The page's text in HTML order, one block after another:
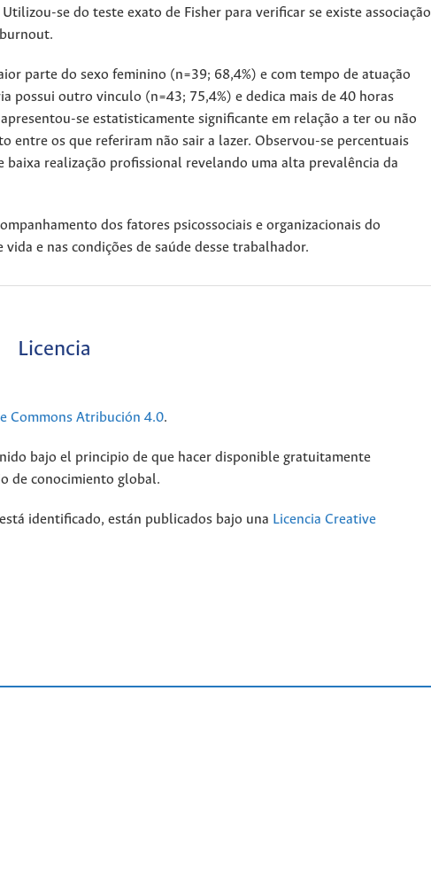
se do teste exato de Fisher para verificar se existe associação
parte do sexo feminino (n=39; 68,4%) e com tempo de atuação
possui outro vinculo (n=43; 75,4%) e dedica mais de 40 horas
se estatisticamente significante em relação a ter ou não
entre os que referiram não sair a lazer. Observou-se percentuais
baixa realização profissional revelando uma alta prevalência da
dos fatores psicossociais e organizacionais do
e nas condições de saúde desse trabalhador.
Licencia
Commons Atribución 4.0.
bajo el principio de que hacer disponible gratuitamente
de conocimiento global.
identificado, están publicados bajo una Licencia Creative